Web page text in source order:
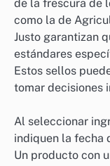
cultivo. Los
suelen ser más
puede ser un
preocupados por
Certificaciones
Las
de la frescura de
como la de